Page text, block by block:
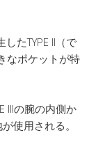
たTYPE II（で
なポケットが特
IIIの腕の内側か
使用される。